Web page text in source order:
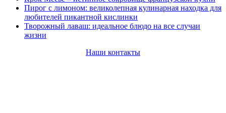
Пирог с лимоном: великолепная кулинарная находка для
любителей пикантной кислинки
Творожный лаваш: идеальное блюдо на все случаи
жизни
Наши контакты